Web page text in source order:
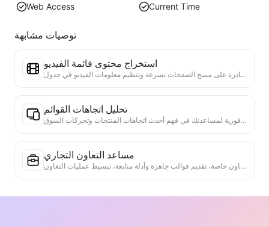
Web Access Current Time
توصيات مشابهة
استخراج محتوى قائمة الفيديو
أداة فعالة لاستخراج محتوى الفيديو من صفحات الويب، قادرة على مسح الصفحات بسرعة وتنظيم معلومات الفيديو في جدول Markdown منظم.
تحليل اتجاهات القوائم
تحليل بيانات القوائم الحالية، وإنتاج تقرير الاتجاهات. التعرف على الفئات الشائعة، وأنواع المنتجات التي ترتفع بسرعة، والتقنيات الناشئة. تقديم رؤى سوقية فورية لمساعدتك في فهم أحدث اتجاهات المنتجات وتحركات السوق.
مساعد التعاون التجاري
تحويل معلومات الويب إلى مقترحات تجارية مخصصة، رسائل تعاون خاصة، تقديم قوالب جاهزة وأدلة متابعة، تبسيط عمليات التعاون.